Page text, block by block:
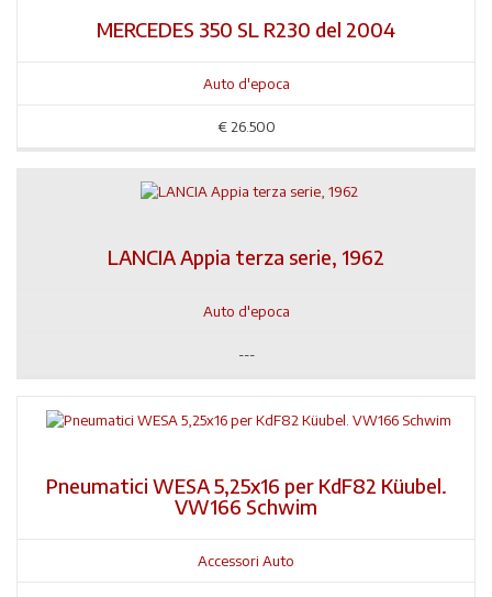
MERCEDES 350 SL R230 del 2004
Auto d'epoca
€ 26.500
LANCIA Appia terza serie, 1962
Auto d'epoca
---
Pneumatici WESA 5,25x16 per KdF82 Küubel.
VW166 Schwim
Accessori Auto